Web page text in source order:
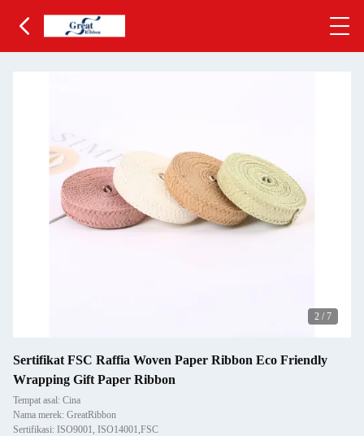
2 / 7
Sertifikat FSC Raffia Woven Paper Ribbon Eco Friendly
Wrapping Gift Paper Ribbon
Tempat asal: Cina
Nama merek: GreatRibbon
Sertifikasi: ISO9001, ISO14001,FSC